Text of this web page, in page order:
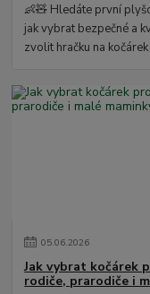
👶🧸 Hledáte první
jak vybrat bezpečné a
zvolit hračku na
05.06.2026
Jak vybrat kočárek
rodiče, prarodiče i